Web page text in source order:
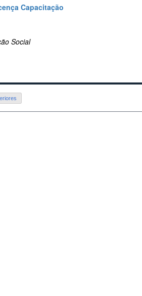
Capacitação
Social